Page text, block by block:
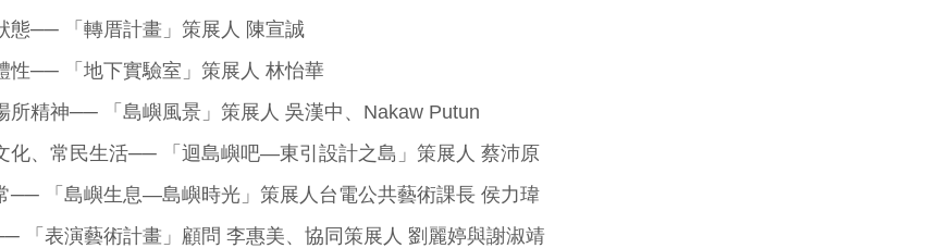
態──
「轉厝計畫」策展人 陳宣誠
性──
「地下實驗室」策展人 林怡華
所精神──
「島嶼風景」策展人 吳漢中、Nakaw Putun
化、常民生活──
「迴島嶼吧—東引設計之島」策展人 蔡沛原
──
「島嶼生息—島嶼時光」策展人台電公共藝術課長 侯力瑋
「表演藝術計畫」顧問 李惠美、協同策展人 劉麗婷與謝淑靖